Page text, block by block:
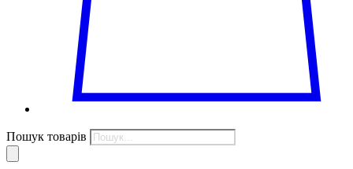
Пошук товарів